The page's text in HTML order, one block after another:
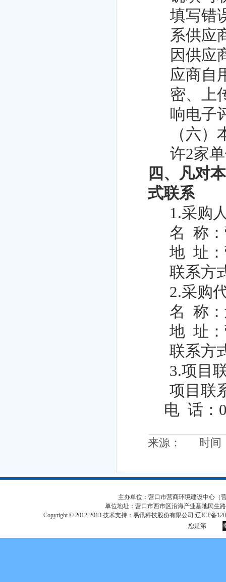
填写错
系供应
因供应
应商自
密、上
响电子
（六
许2家
四、凡对
式联系
1.采购
名
称
地 址
联系方
2.采购
名
称
地 址
联系方
3.项目
项目联
电 话：
来源： 时间
主办单位：营口市营商环境建设中心（
单位地址：营口市西市区沿海产业基地民生
Copyright © 2012-2013 技术支持：易讯科技股份有限公司 辽ICP备
您是第